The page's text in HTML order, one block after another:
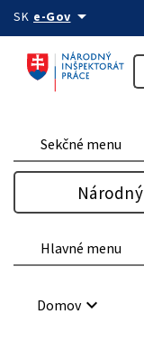
Preskočiť na obsah
SK e-Govarrow_drop_down
Sekčné menu
Hlavné menu
Domovkeyboard_arrow_down